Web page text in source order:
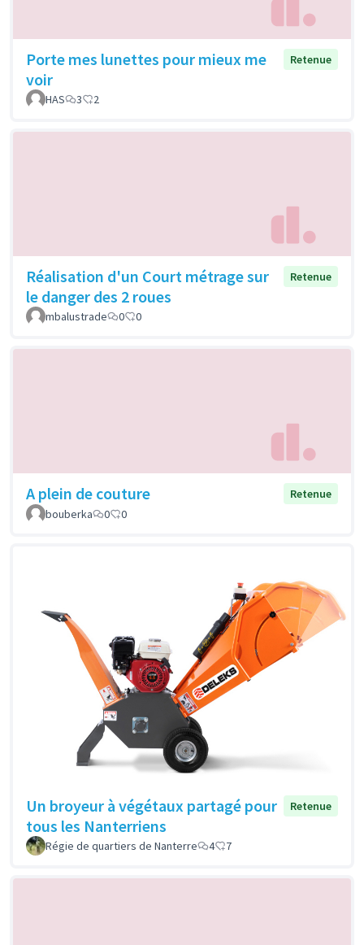
Porte mes lunettes pour mieux me
voir
Retenue
HAS 3 2
Réalisation d'un Court métrage sur
le danger des 2 roues
Retenue
mbalustrade 0 0
A plein de couture
Retenue
bouberka
0 0
Un broyeur à végétaux partagé pour
tous les Nanterriens
Retenue
Régie de quartiers de Nanterre 4 7